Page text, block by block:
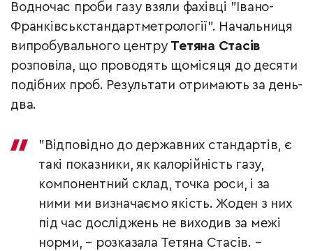
Водночас проби газу взяли фахівці "Івано-
Франківськстандартметрології". Начальниця
випробувального центру Тетяна Стасів
розповіла, що проводять щомісяця до десяти
подібних проб. Результати отримають за день-
два.
"Відповідно до державних стандартів, є
такі показники, як калорійність газу,
компонентний склад, точка роси, і за
ними ми визначаємо якість. Жоден з них
під час досліджень не виходив за межі
норми, – розказала Тетяна Стасів. –